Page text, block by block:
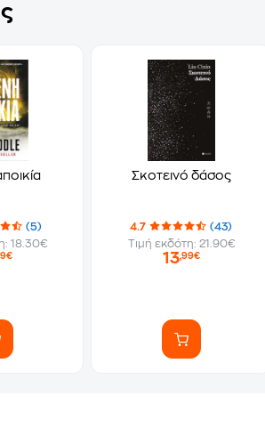
(5)
18.30€
Σκοτεινό δάσος
4.7
(43)
Τιμή εκδότη: 21.90€
13,99€